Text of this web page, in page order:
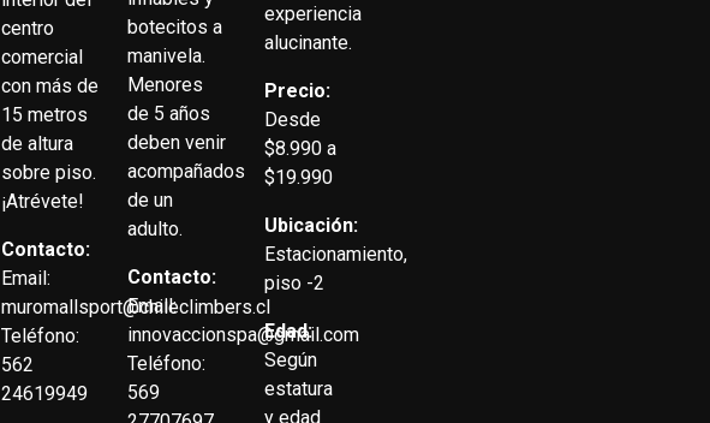
centro
comercial
con más de
15 metros
de altura
sobre piso.
¡Atrévete!
Contacto:
Email:
muromallsport@chileclimbers.cl
Teléfono:
562
24619949
botecitos a
manivela.
Menores
de 5 años
deben venir
acompañados
de un
adulto.
Contacto:
Email:
innovaccionspa@gmail.com
Teléfono:
569
experiencia
alucinante.
Precio:
Desde
$8.990 a
$19.990
Ubicación:
Estacionamiento,
piso -2
Edad:
Según
estatura
y edad